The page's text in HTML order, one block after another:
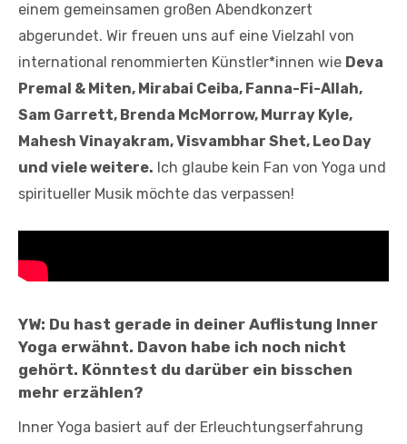
einem gemeinsamen großen Abendkonzert
abgerundet. Wir freuen uns auf eine Vielzahl von
international renommierten Künstler*innen wie Deva
Premal & Miten, Mirabai Ceiba, Fanna-Fi-Allah,
Sam Garrett, Brenda McMorrow, Murray Kyle,
Mahesh Vinayakram, Visvambhar Shet, Leo Day
und viele weitere. Ich glaube kein Fan von Yoga und
spiritueller Musik möchte das verpassen!
YW: Du hast gerade in deiner Auflistung Inner
Yoga erwähnt. Davon habe ich noch nicht
gehört. Könntest du darüber ein bisschen
mehr erzählen?
Inner Yoga basiert auf der Erleuchtungserfahrung